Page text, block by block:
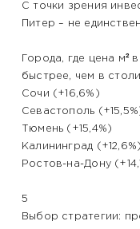
С точки зрения
Питер – не
Города, где цена м²
быстрее, чем в
Сочи (+16,6%)
Севастополь
Тюмень (+15,4%)
Калининград (+12,6%)
Ростов-на-Дону
5
Выбор стратегии: